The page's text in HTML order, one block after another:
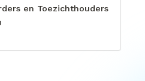
en Toezichthouders